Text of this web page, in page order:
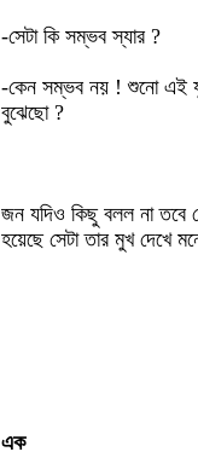
-সেটা কি সম্ভব স্যার ?
-কেন সম্ভব নয় ! শুনো এই
বুঝেছো ?
জন যদিও কিছু বলল না তবে
হয়েছে সেটা তার মুখ দেখে
এক